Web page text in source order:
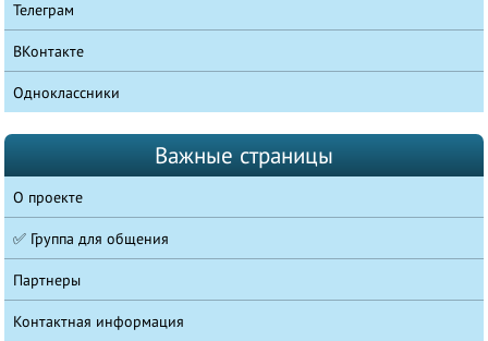
Телеграм
ВКонтакте
Одноклассники
Важные страницы
О проекте
✅ Группа для общения
Партнеры
Контактная информация